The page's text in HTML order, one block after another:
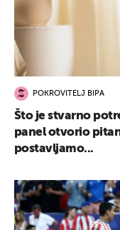
POKROVITELJ BIPA
Što je stvarno
panel otvorio
postavljamo...